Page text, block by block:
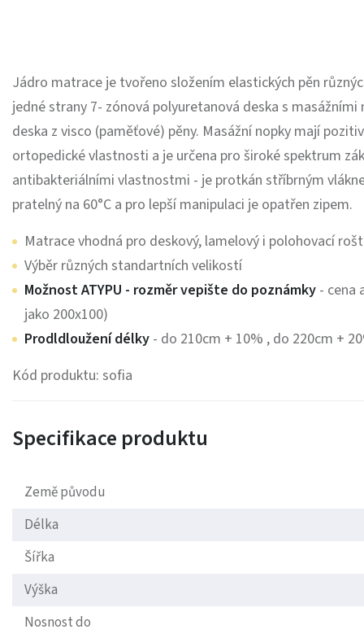
Jádro matrace je tvořeno složením elastických pěn
jedné strany 7- zónová polyuretanová deska s
deska z visco (paměťové) pěny. Masážní nopky mají
ortopedické vlastnosti a je určena pro široké spektrum
antibakteriálními vlastnostmi - je protkán stříbrným
pratelný na 60°C a pro lepší manipulaci je opatřen zipem.
Matrace vhodná pro deskový, lamelový i polohovací
Výběr různých standartních velikostí
Možnost ATYPU - rozměr vepište do poznámky - cena
jako 200x100)
Prodldloužení délky - do 210cm + 10% , do 220cm +
Kód produktu: sofia
Specifikace produktu
Země původu
Délka
Šířka
Výška
Nosnost do